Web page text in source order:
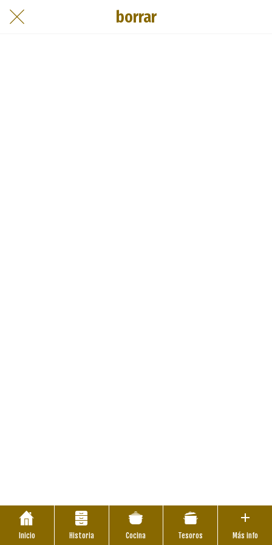
borrar
Inicio Historia Cocina Tesoros Más info